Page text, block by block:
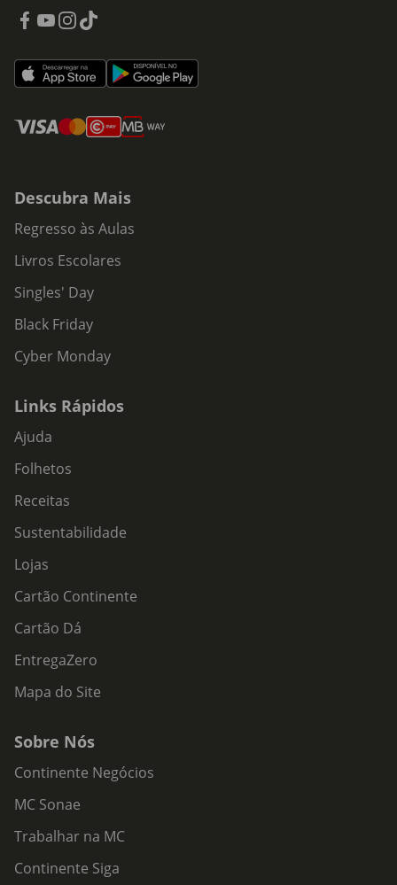
Descubra Mais
Regresso às Aulas
Livros Escolares
Singles' Day
Black Friday
Cyber Monday
Links Rápidos
Ajuda
Folhetos
Receitas
Sustentabilidade
Lojas
Cartão Continente
Cartão Dá
EntregaZero
Mapa do Site
Sobre Nós
Continente Negócios
MC Sonae
Trabalhar na MC
Continente Siga